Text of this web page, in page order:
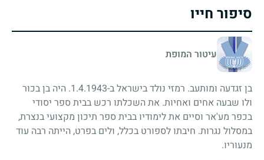
סיפור חייו
עיטור המופת
בן זגדעה ומותעב. רמזי נולד בישראל ב-1.4.1943. היה בן בכור
ולו שבעה אחים ואחיות. את השכלתו רכש בבית ספר יסודי
בכפר מע'אר וסיים את לימודיו בבית ספר תיכון מקצועי בנצרת,
במסלול נגרות. חיבתו לספורט בכלל, ולים בפרט, הייתה רבה עוד
מנעוריו.